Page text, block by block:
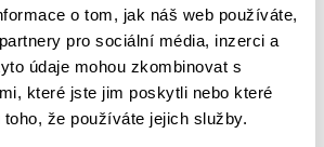
o tom, jak náš web používáte,
pro sociální média, inzerci a
údaje mohou zkombinovat s
které jste jim poskytli nebo které
že používáte jejich služby.